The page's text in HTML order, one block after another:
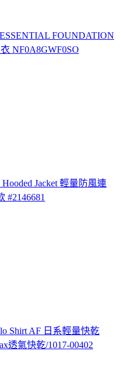
FOUNDATION
NF0A8GWF0SO
Jacket 輕量防風連
#2146681
Shirt AF 日系輕量快乾
透氣快乾/1017-00402